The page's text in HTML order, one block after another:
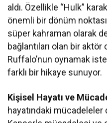
aldı. Özellikle “Hulk”
önemli bir dönüm
süper kahraman olarak
bağlantıları olan bir aktör
Ruffalo’nun oynamak
farklı bir hikaye sunuyor.
Kişisel Hayatı ve
hayatındaki mücadeleler